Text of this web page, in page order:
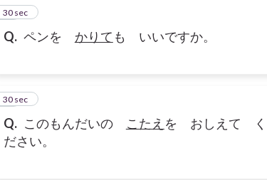
Q. ペンを かりて も いいですか。
10
30 sec
Q. このもんだいの こたえ を おしえて く
ださい。
11
30 sec